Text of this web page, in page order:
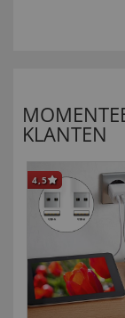
KLANTEN
4,5